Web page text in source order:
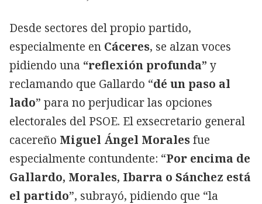
Desde sectores del propio partido,
especialmente en Cáceres, se alzan voces
pidiendo una “reflexión profunda” y
reclamando que Gallardo “dé un paso al
lado” para no perjudicar las opciones
electorales del PSOE. El exsecretario general
cacereño Miguel Ángel Moralesfue
especialmente contundente: “Por encima de
Gallardo, Morales, Ibarra o Sánchez está
el partido”, subrayó, pidiendo que “la